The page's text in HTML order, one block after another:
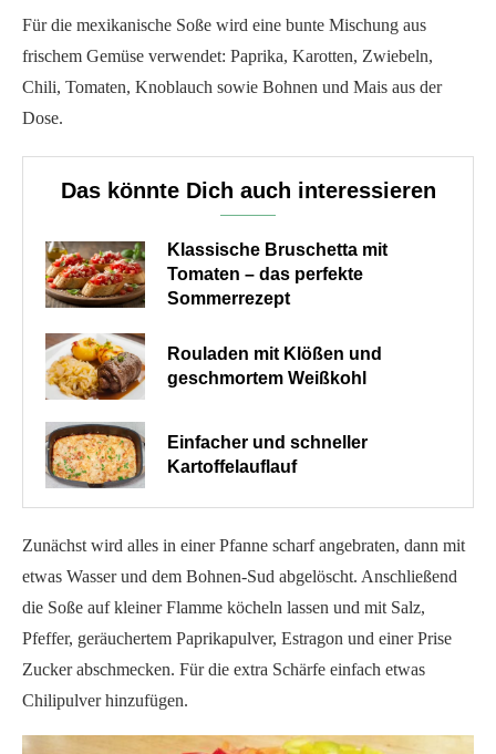
Für die mexikanische Soße wird eine bunte Mischung aus
frischem Gemüse verwendet: Paprika, Karotten, Zwiebeln,
Chili, Tomaten, Knoblauch sowie Bohnen und Mais aus der
Dose.
Das könnte Dich auch interessieren
Klassische Bruschetta mit
Tomaten – das perfekte
Sommerrezept
Rouladen mit Klößen und
geschmortem Weißkohl
Einfacher und schneller
Kartoffelauflauf
Zunächst wird alles in einer Pfanne scharf angebraten, dann mit
etwas Wasser und dem Bohnen-Sud abgelöscht. Anschließend
die Soße auf kleiner Flamme köcheln lassen und mit Salz,
Pfeffer, geräuchertem Paprikapulver, Estragon und einer Prise
Zucker abschmecken. Für die extra Schärfe einfach etwas
Chilipulver hinzufügen.